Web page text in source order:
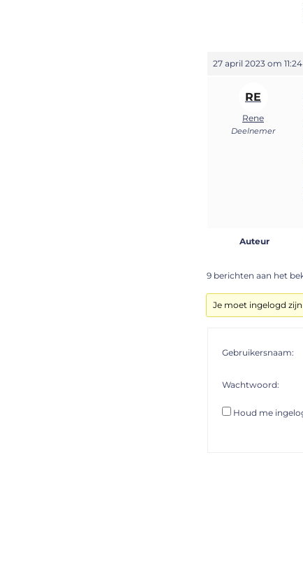
27 april 2023 om 11:24
RE
Rene
Deelnemer
Auteur
9 berichten aan het
Je moet ingelogd
Gebruikersnaam:
Wachtwoord:
Houd me